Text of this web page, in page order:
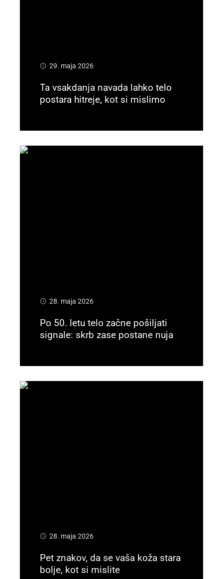
29. maja 2026
Ta vsakdanja navada lahko telo
postara hitreje, kot si mislimo
28. maja 2026
Po 50. letu telo začne pošiljati
signale: skrb zase postane nuja
28. maja 2026
Pet znakov, da se vaša koža stara
bolje, kot si mislite